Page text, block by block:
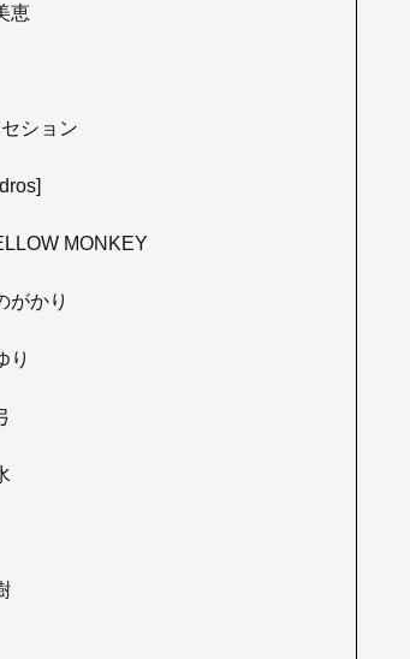
恵
ション
MONKEY
がかり
り